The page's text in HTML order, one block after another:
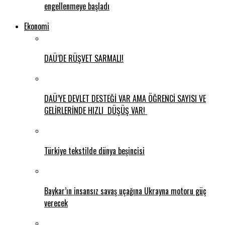
engellenmeye başladı
Ekonomi
DAÜ’DE RÜŞVET SARMALI!
DAÜ’YE DEVLET DESTEĞİ VAR AMA ÖĞRENCİ SAYISI VE
GELİRLERİNDE HIZLI DÜŞÜŞ VAR!
Türkiye tekstilde dünya beşincisi
Baykar’ın insansız savaş uçağına Ukrayna motoru güç
verecek